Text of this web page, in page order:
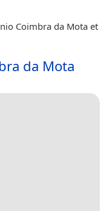
Coimbra da Mota et
da Mota